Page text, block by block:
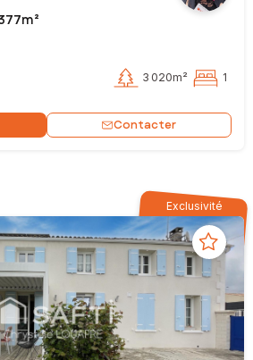
3 020m² 1
Contacter
Exclusivité